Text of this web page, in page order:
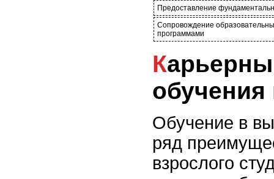
Предоставление
Сопровождение
программами
Карьерный рост после
обучения
Обучение в
ряд
взрослого